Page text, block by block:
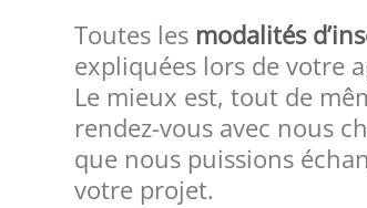
Toutes les modalités
expliquées lors de votre
Le mieux est, tout de
rendez-vous avec nous
que nous puissions
votre projet.